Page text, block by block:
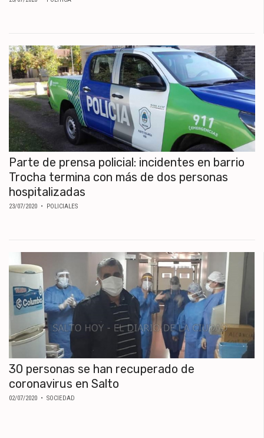
Parte de prensa policial: incidentes en barrio
Trocha termina con más de dos personas
hospitalizadas
23/07/2020 • POLICIALES
30 personas se han recuperado de
coronavirus en Salto
02/07/2020 • SOCIEDAD